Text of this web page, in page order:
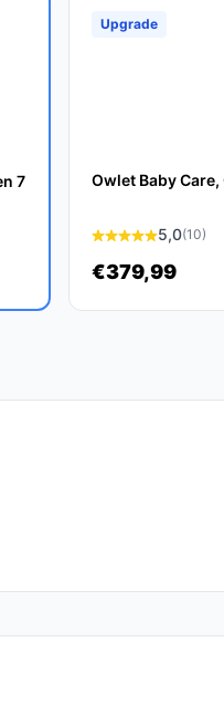
7
Upgrade
Owlet Baby
5,0(10)
€379,99